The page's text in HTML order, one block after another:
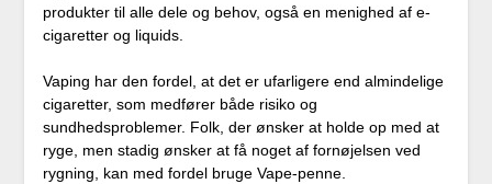
produkter til alle dele og behov, også en menighed af e-
cigaretter og liquids.
Vaping har den fordel, at det er ufarligere end almindelige
cigaretter, som medfører både risiko og
sundhedsproblemer. Folk, der ønsker at holde op med at
ryge, men stadig ønsker at få noget af fornøjelsen ved
rygning, kan med fordel bruge Vape-penne.